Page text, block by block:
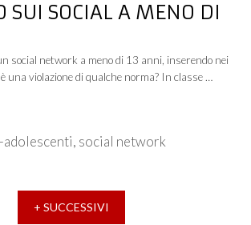
SUI SOCIAL A MENO DI
social network a meno di 13 anni, inserendo nei
una violazione di qualche norma? In classe …
adolescenti, social network
+ SUCCESSIVI